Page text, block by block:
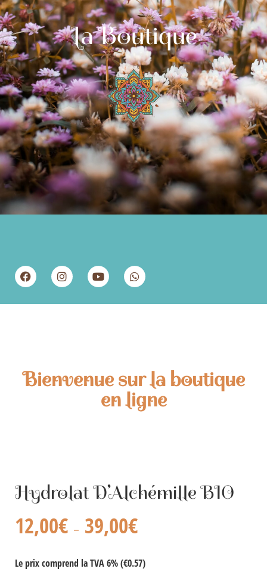
La Boutique
Bienvenue sur la boutique
en ligne
Hydrolat D’Alchémille BIO
12,00€ – 39,00€
Le prix comprend laTVA 6%(€0.57)